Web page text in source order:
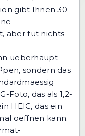
gibt Ihnen 30-
aber tut nichts
ueberhaupt
sondern das
Foto, das als 1,2-
HEIC, das ein
oeffnen kann.